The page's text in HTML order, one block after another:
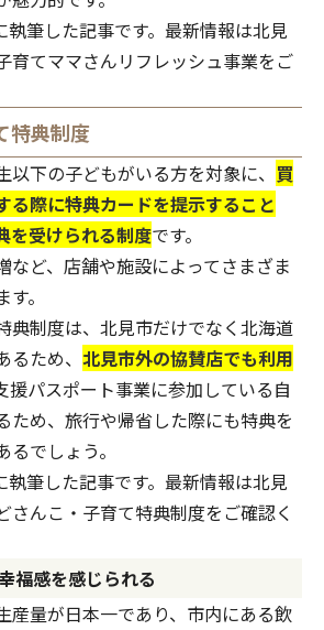
筆した記事です。最新情報は北見
育てママさんリフレッシュ事業をご
特典制度
下の子どもがいる方を対象に、 買
る際に特典カードを提示すること
を受けられる制度です。
など、店舗や施設によってさまざま
。
典制度は、北見市だけでなく北海道
ため、 北見市外の協賛店でも利用
援パスポート事業に参加している自
ため、旅行や帰省した際にも特典を
でしょう。
筆した記事です。最新情報は北見
さんこ・子育て特典制度をご確認く
福感を感じられる
産量が日本一であり、市内にある飲